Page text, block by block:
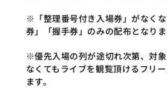
※「整理番号付き入場券」がなく
券」「握手券」のみの配布となりま
※優先入場の列が途切れ次第、対
なくてもライブを観覧頂けるフリ
ます。